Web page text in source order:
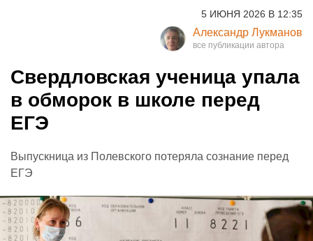
5 ИЮНЯ 2026 В 12:35
Александр Лукманов
Свердловская ученица упала
в обморок в школе перед
ЕГЭ
Выпускница из Полевского потеряла сознание перед
ЕГЭ